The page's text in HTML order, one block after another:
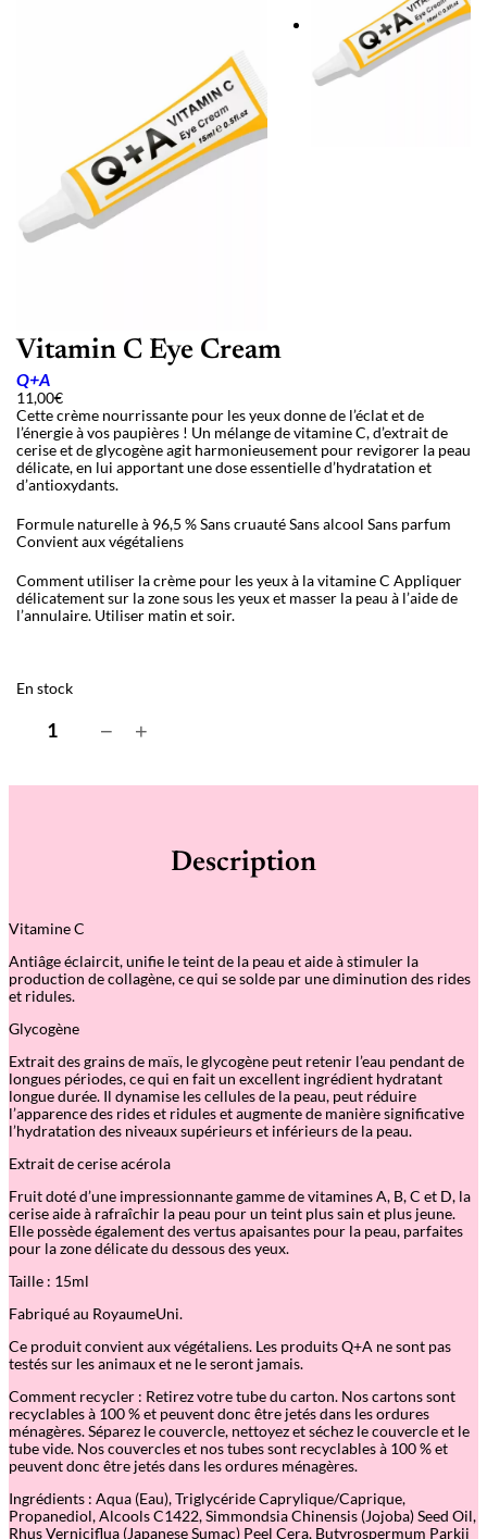
Vitamin C Eye Cream
Q+A
11,00€
Cette crème nourrissante pour les yeux donne de l’éclat et de
l’énergie à vos paupières ! Un mélange de vitamine C, d’extrait de
cerise et de glycogène agit harmonieusement pour revigorer la peau
délicate, en lui apportant une dose essentielle d’hydratation et
d’antioxydants.
Formule naturelle à 96,5 %Sans cruautéSans alcool Sans parfum
Convient aux végétaliens
Comment utiliser la crème pour les yeux à la vitamine C Appliquer
délicatement sur la zone sous les yeux et masser la peau à l’aide de
l’annulaire. Utiliser matin et soir.
En stock
t
t
m
i
n
E
y
e
C
r
e
a
m
− +
Description
Vitamine C
Antiâge éclaircit, unifie le teint de la peau et aide à stimuler la
production de collagène, ce qui se solde par une diminution des rides
et ridules.
Glycogène
Extrait des grains de maïs, le glycogène peut retenir l’eau pendant de
longues périodes, ce qui en fait un excellent ingrédient hydratant
longue durée. Il dynamise les cellules de la peau, peut réduire
l’apparence des rides et ridules et augmente de manière significative
l’hydratation des niveaux supérieurs et inférieurs de la peau.
Extrait de cerise acérola
Fruit doté d’une impressionnante gamme de vitamines A, B, C et D, la
cerise aide à rafraîchir la peau pour un teint plus sain et plus jeune.
Elle possède également des vertus apaisantes pour la peau, parfaites
pour la zone délicate du dessous des yeux.
Taille : 15ml
Fabriqué au RoyaumeUni.
Ce produit convient aux végétaliens. Les produits Q+A ne sont pas
testés sur les animaux et ne le seront jamais.
Comment recycler : Retirez votre tube du carton. Nos cartons sont
recyclables à 100 % et peuvent donc être jetés dans les ordures
ménagères. Séparez le couvercle, nettoyez et séchez le couvercle et le
tube vide. Nos couvercles et nos tubes sont recyclables à 100 % et
peuvent donc être jetés dans les ordures ménagères.
Ingrédients : Aqua (Eau), Triglycéride Caprylique/Caprique,
Propanediol, Alcools C1422, Simmondsia Chinensis (Jojoba) Seed Oil,
Rhus Verniciflua (Japanese Sumac) Peel Cera, Butyrospermum Parkii